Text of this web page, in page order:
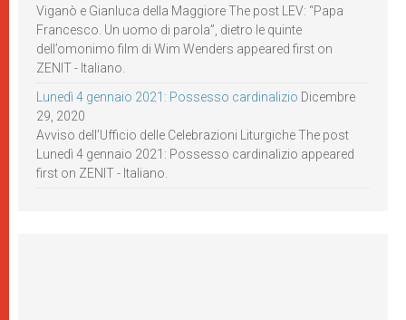
Viganò e Gianluca della Maggiore The post LEV: “Papa
Francesco. Un uomo di parola”, dietro le quinte
dell’omonimo film di Wim Wenders appeared first on
ZENIT - Italiano.
Lunedì 4 gennaio 2021: Possesso cardinalizio Dicembre
29, 2020
Avviso dell’Ufficio delle Celebrazioni Liturgiche The post
Lunedì 4 gennaio 2021: Possesso cardinalizio appeared
first on ZENIT - Italiano.